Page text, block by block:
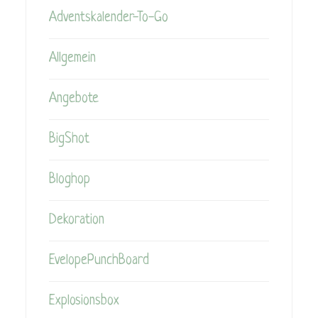
Adventskalender-To-Go
Allgemein
Angebote
BigShot
Bloghop
Dekoration
EvelopePunchBoard
Explosionsbox